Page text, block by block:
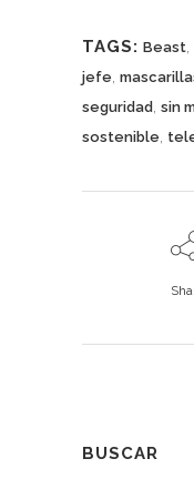
TAGS: Beast
jefe
seguridad sin
sostenible
BUSCAR